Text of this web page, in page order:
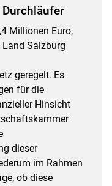
Millionen Euro,
Salzburg
geregelt. Es
für die
Hinsicht
dieser
im Rahmen
ob diese